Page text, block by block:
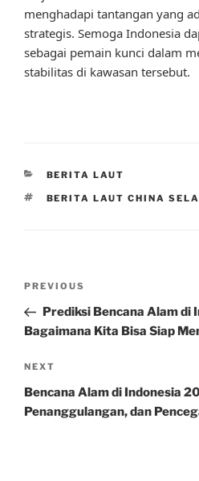
menghadapi tantangan yang
strategis. Semoga Indonesia
sebagai pemain kunci dalam
stabilitas di kawasan tersebut.
CATEGORIES
BERITA LAUT
TAGS
BERITA LAUT CHINA
Previous
Post
PREVIOUS
Prediksi Bencana Alam di
Bagaimana Kita Bisa Siap
Next
Post
NEXT
Bencana Alam di Indonesia
Penanggulangan, dan